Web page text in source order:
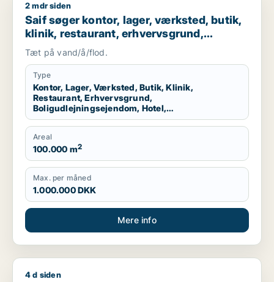
Saif søger kontor, lager, værksted, butik, klinik, restaurant,
2 mdr siden
Saif søger kontor, lager, værksted, butik,
klinik, restaurant, erhvervsgrund,
boligudlejningsejendom, hotel,
produktionslokaler eller garage til salg i
Storkøbenhavn
Tæt på vand/å/flod.
Type
Kontor, Lager, Værksted, Butik, Klinik,
Restaurant, Erhvervsgrund,
Boligudlejningsejendom, Hotel,
Produktionslokaler, Garage
Areal
100.000 m2
Max. per måned
1.000.000 DKK
Mere info
David søger værksted til salg i Storkøbenhavn
4 d siden